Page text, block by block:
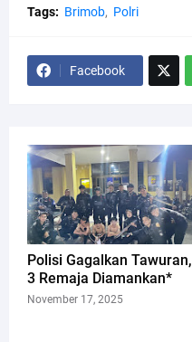
Tags: Brimob Polri
Facebook
Polisi Gagalkan Tawuran,
3 Remaja Diamankan*
November 17, 2025